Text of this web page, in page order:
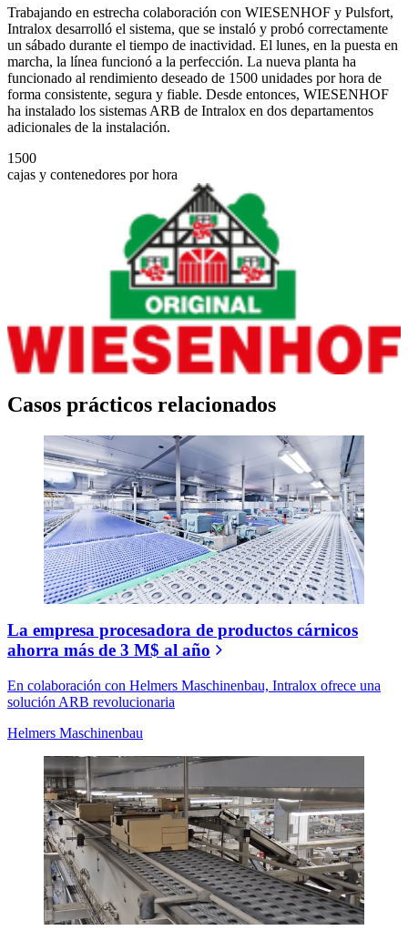
Trabajando en estrecha colaboración con WIESENHOF y Pulsfort,
Intralox desarrolló el sistema, que se instaló y probó correctamente
un sábado durante el tiempo de inactividad. El lunes, en la puesta en
marcha, la línea funcionó a la perfección. La nueva planta ha
funcionado al rendimiento deseado de 1500 unidades por hora de
forma consistente, segura y fiable. Desde entonces, WIESENHOF
ha instalado los sistemas ARB de Intralox en dos departamentos
adicionales de la instalación.
1500
cajas y contenedores por hora
Casos prácticos relacionados
La empresa procesadora de productos cárnicos
ahorra más de 3 M$ al año
En colaboración con Helmers Maschinenbau, Intralox ofrece una
solución ARB revolucionaria
Helmers Maschinenbau